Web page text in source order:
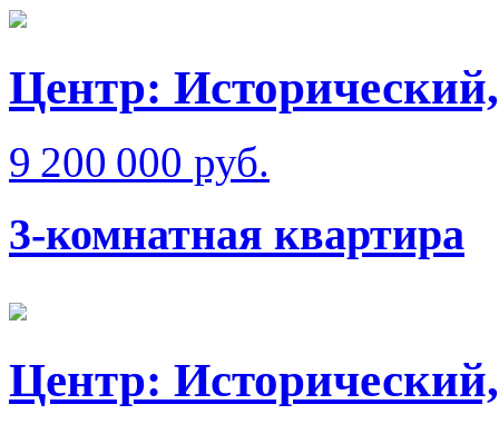
Центр:
9 200 000 руб.
3-комнатная квартира
Центр: